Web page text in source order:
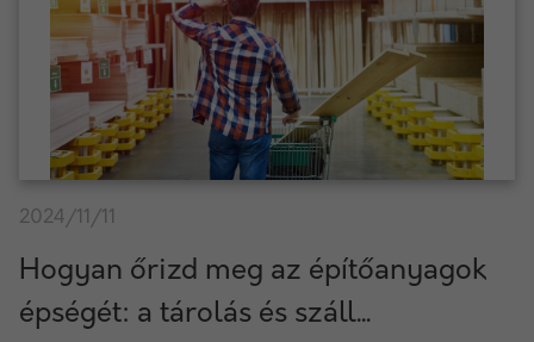
2024/11/11
Hogyan őrizd meg az építőanyagok
épségét: a tárolás és száll...